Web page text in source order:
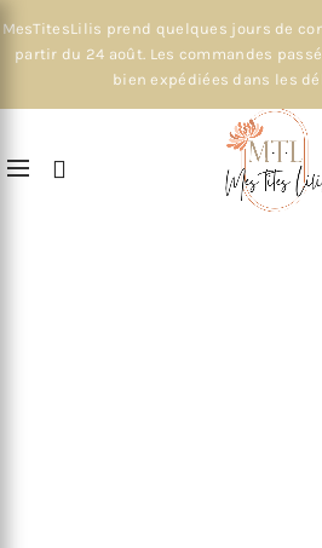
MesTitesLilis prend quelques jours de
partir du 24 août. Les commandes
bien expédiées dans les